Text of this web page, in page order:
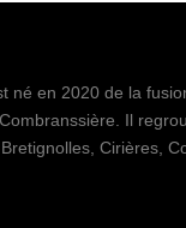
né en 2020 de la
Il
Cirières,